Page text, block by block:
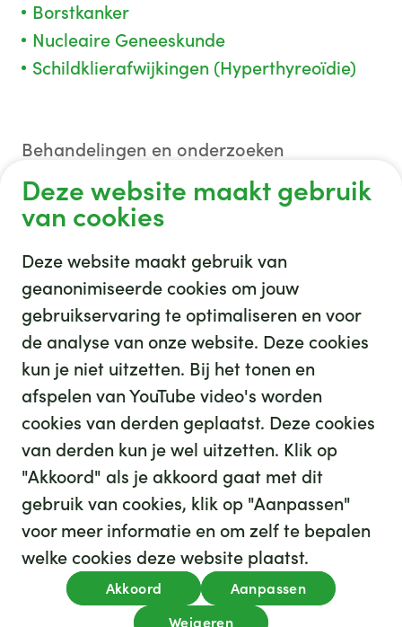
Borstkanker
Nucleaire Geneeskunde
Schildklierafwijkingen (Hyperthyreoïdie)
Behandelingen en onderzoeken
Therapie met radioactieve stoffen
Deze website maakt gebruik
van cookies
Deze website maakt gebruik van
geanonimiseerde cookies om jouw
gebruikservaring te optimaliseren en voor
de analyse van onze website. Deze cookies
kun je niet uitzetten. Bij het tonen en
afspelen van YouTube video's worden
cookies van derden geplaatst. Deze cookies
van derden kun je wel uitzetten. Klik op
"Akkoord" als je akkoord gaat met dit
gebruik van cookies, klik op "Aanpassen"
voor meer informatie en om zelf te bepalen
welke cookies deze website plaatst.
Akkoord
Aanpassen
Weigeren
GHZ
We hebben 35 leuke banen voor je
Kijk op werkenbijghz.nl
Privacy
Algemene voorwaarden
Cookies
Disclaimer